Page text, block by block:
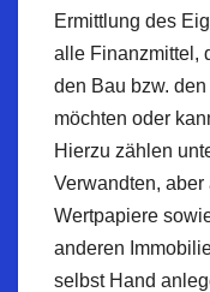
Ermittlung des
alle Finanzmittel,
den Bau bzw.
möchten oder
Hierzu zählen
Verwandten,
Wertpapiere
anderen
selbst Hand